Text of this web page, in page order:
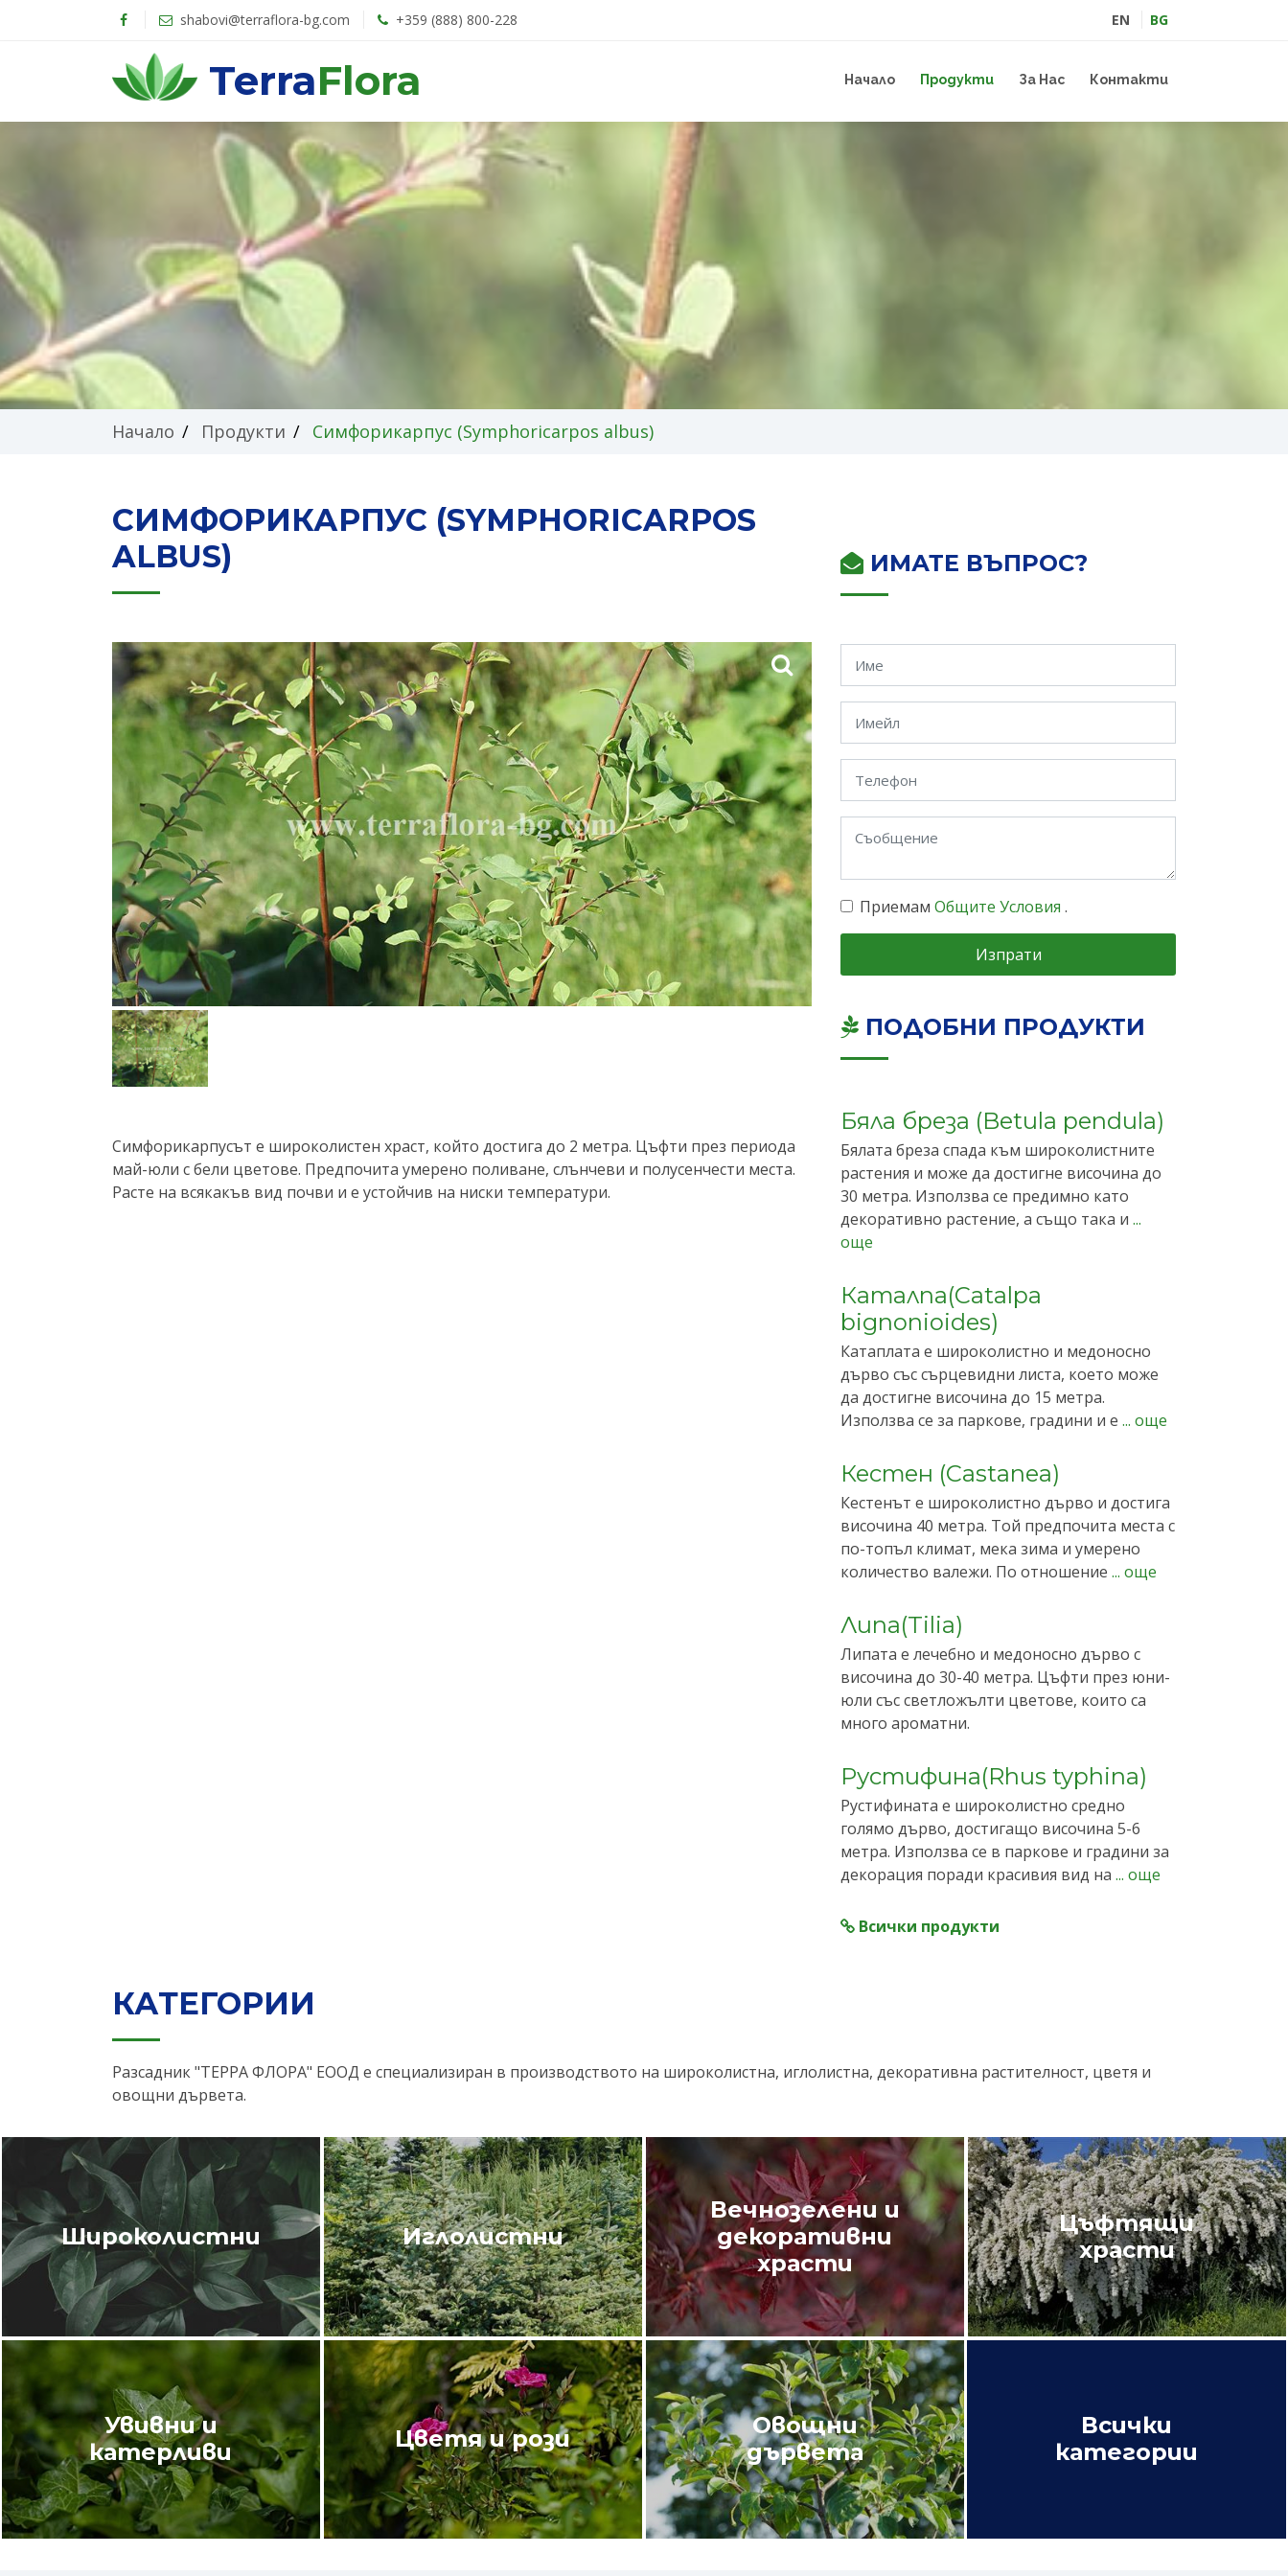
shabovi@terraflora-bg.com +359 (888) 800-228 EN BG
TerraFlora Начало Продукти За Нас Контакти
Начало Продукти Симфорикарпус (Symphoricarpos albus)
СИМФОРИКАРПУС (SYMPHORICARPOS
ALBUS)
Симфорикарпусът е широколистен храст, който достига до 2 метра. Цъфти през периода
май-юли с бели цветове. Предпочита умерено поливане, слънчеви и полусенчести места.
Расте на всякакъв вид почви и е устойчив на ниски температури.
ИМАТЕ ВЪПРОС?
Приемам Общите Условия .
Изпрати
ПОДОБНИ ПРОДУКТИ
Бяла бреза (Betula pendula)
Бялата бреза спада към широколистните
растения и може да достигне височина до
30 метра. Използва се предимно като
декоративно растение, а също така и ...
още
Каталпа(Catalpa
bignonioides)
Катаплата е широколистно и медоносно
дърво със сърцевидни листа, което може
да достигне височина до 15 метра.
Използва се за паркове, градини и е ... още
Кестен (Castanea)
Кестенът е широколистно дърво и достига
височина 40 метра. Той предпочита места с
по-топъл климат, мека зима и умерено
количество валежи. По отношение ... още
Липа(Tilia)
Липата е лечебно и медоносно дърво с
височина до 30-40 метра. Цъфти през юни-
юли със светложълти цветове, които са
много ароматни.
Рустифина(Rhus typhina)
Рустифината е широколистно средно
голямо дърво, достигащо височина 5-6
метра. Използва се в паркове и градини за
декорация поради красивия вид на ... още
Всички продукти
КАТЕГОРИИ
Разсадник "ТЕРРА ФЛОРА" ЕООД е специализиран в производството на широколистна, иглолистна, декоративна растителност, цветя и
овощни дървета.
Широколистни Иглолистни
Вечнозелени и
декоративни
храсти
Цъфтящи
храсти
Увивни и
катерливи
Цветя и рози
Овощни
дървета
Всички
категории